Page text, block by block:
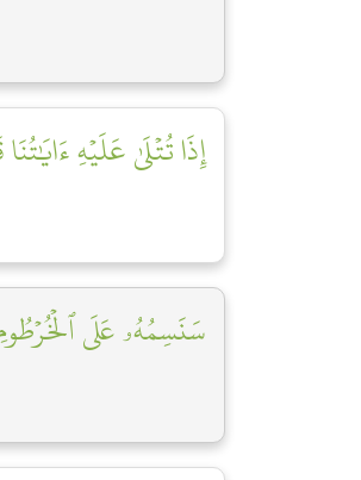
إِذَا تُتۡلَىٰ عَلَيۡهِ
سَنَسِمُهُۥ عَلَى ٱلۡخُرۡطُومِ